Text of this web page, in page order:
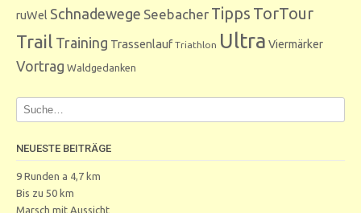
ruWel Schnadewege Seebacher Tipps TorTour
Trail Training Trassenlauf Triathlon Ultra Viermärker
Vortrag Waldgedanken
NEUESTE BEITRÄGE
9 Runden a 4,7 km
Bis zu 50 km
Marsch mit Aussicht